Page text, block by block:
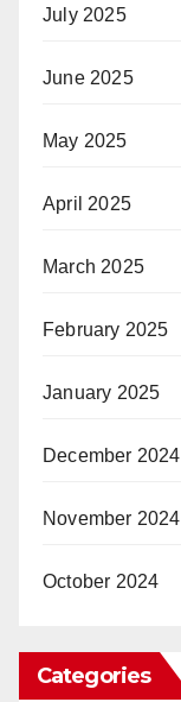
July 2025
June 2025
May 2025
April 2025
March 2025
February 2025
January 2025
December 2024
November 2024
October 2024
Categories